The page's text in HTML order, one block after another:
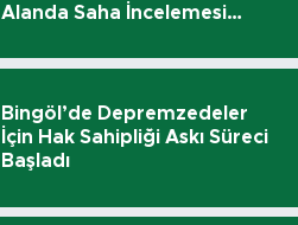
Alanda Saha İncelemesi
Bingöl’de Depremzedeler
İçin Hak Sahipliği Askı Süreci
Başladı